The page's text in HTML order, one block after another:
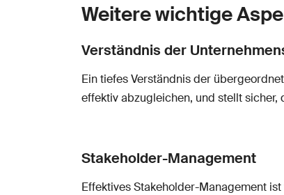
Weitere wichtige
Verständnis der
Ein tiefes Verständnis der
effektiv abzugleichen, und stellt
Stakeholder-Management
Effektives Stakeholder-Management